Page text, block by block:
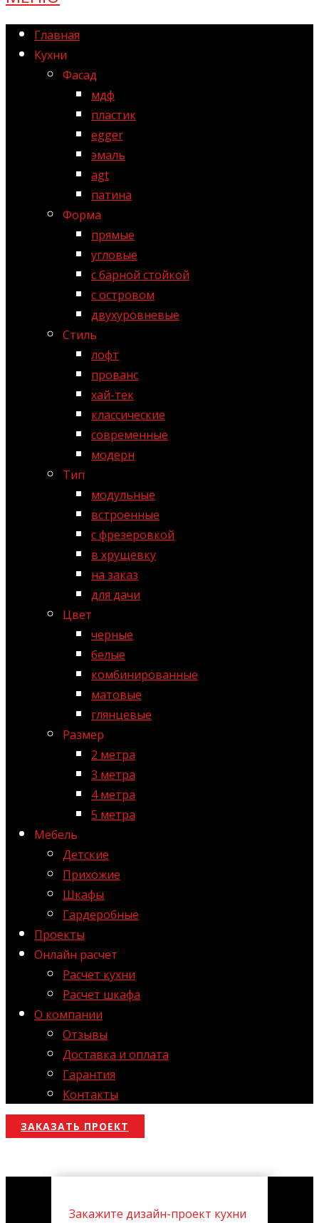
Главная
Кухни
Фасад
мдф
пластик
egger
эмаль
agt
патина
Форма
прямые
угловые
с барной стойкой
с островом
двухуровневые
Стиль
лофт
прованс
хай-тек
классические
современные
модерн
Тип
модульные
встроенные
с фрезеровкой
в хрущевку
на заказ
для дачи
Цвет
черные
белые
комбинированные
матовые
глянцевые
Размер
2 метра
3 метра
4 метра
5 метра
Мебель
Детские
Прихожие
Шкафы
Гардеробные
Проекты
Онлайн расчет
Расчет кухни
Расчет шкафа
О компании
Отзывы
Доставка и оплата
Гарантия
Контакты
ЗАКАЗАТЬ ПРОЕКТ
Закажите дизайн-проект кухни